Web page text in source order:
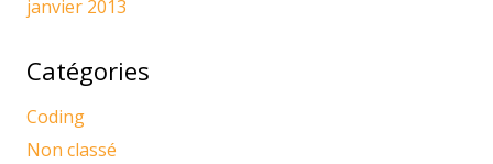
janvier 2013
Catégories
Coding
Non classé